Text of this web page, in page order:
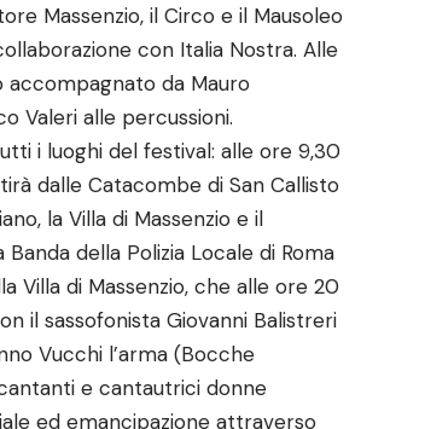
Massenzio, il Circo e il Mausoleo
con Italia Nostra. Alle
accompagnato da Mauro
Valeri alle percussioni.
i luoghi del festival: alle ore 9,30
dalle Catacombe di San Callisto
la Villa di Massenzio e il
della Polizia Locale di Roma
Villa di Massenzio, che alle ore 20
il sassofonista Giovanni Balistreri
Vucchi l’arma (Bocche
e cantautrici donne
ed emancipazione attraverso